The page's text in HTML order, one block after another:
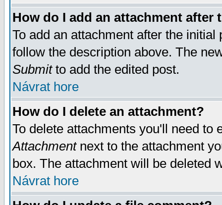
How do I add an attachment after
To add an attachment after the
follow the description above. The
Submitto add the edited post.
Návrat hore
How do I delete an attachment?
To delete attachments you'll need
Attachmentnext to the attachment
box. The attachment will be deleted
Návrat hore